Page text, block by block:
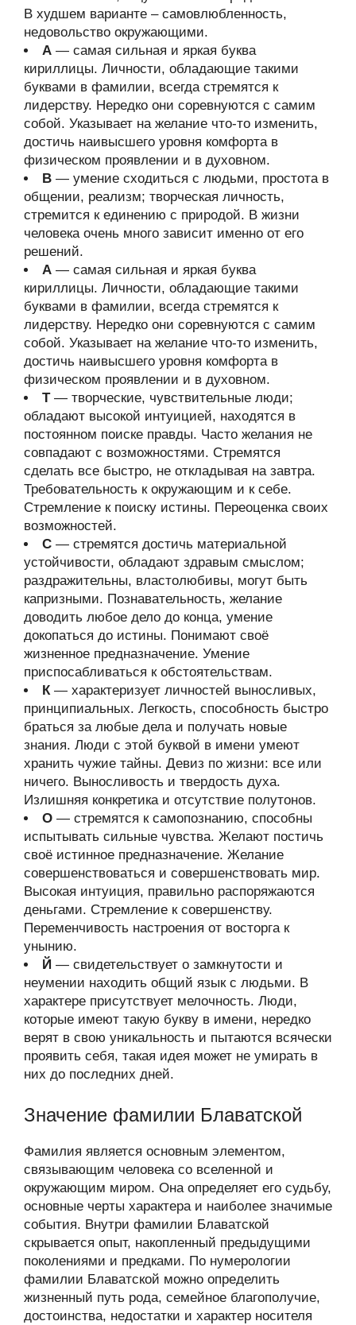
В худшем варианте – самовлюбленность,
недовольство окружающими.
А — самая сильная и яркая буква
кириллицы. Личности, обладающие такими
буквами в фамилии, всегда стремятся к
лидерству. Нередко они соревнуются с самим
собой. Указывает на желание что-то изменить,
достичь наивысшего уровня комфорта в
физическом проявлении и в духовном.
В — умение сходиться с людьми, простота в
общении, реализм; творческая личность,
стремится к единению с природой. В жизни
человека очень много зависит именно от его
решений.
А — самая сильная и яркая буква
кириллицы. Личности, обладающие такими
буквами в фамилии, всегда стремятся к
лидерству. Нередко они соревнуются с самим
собой. Указывает на желание что-то изменить,
достичь наивысшего уровня комфорта в
физическом проявлении и в духовном.
Т— творческие, чувствительные люди;
обладают высокой интуицией, находятся в
постоянном поиске правды. Часто желания не
совпадают с возможностями. Стремятся
сделать все быстро, не откладывая на завтра.
Требовательность к окружающим и к себе.
Стремление к поиску истины. Переоценка своих
возможностей.
С — стремятся достичь материальной
устойчивости, обладают здравым смыслом;
раздражительны, властолюбивы, могут быть
капризными. Познавательность, желание
доводить любое дело до конца, умение
докопаться до истины. Понимают своё
жизненное предназначение. Умение
приспосабливаться к обстоятельствам.
К— характеризует личностей выносливых,
принципиальных. Легкость, способность быстро
браться за любые дела и получать новые
знания. Люди с этой буквой в имени умеют
хранить чужие тайны. Девиз по жизни: все или
ничего. Выносливость и твердость духа.
Излишняя конкретика и отсутствие полутонов.
О — стремятся к самопознанию, способны
испытывать сильные чувства. Желают постичь
своё истинное предназначение. Желание
совершенствоваться и совершенствовать мир.
Высокая интуиция, правильно распоряжаются
деньгами. Стремление к совершенству.
Переменчивость настроения от восторга к
унынию.
Й — свидетельствует о замкнутости и
неумении находить общий язык с людьми. В
характере присутствует мелочность. Люди,
которые имеют такую букву в имени, нередко
верят в свою уникальность и пытаются всячески
проявить себя, такая идея может не умирать в
них до последних дней.
Значение фамилии Блаватской
Фамилия является основным элементом,
связывающим человека со вселенной и
окружающим миром. Она определяет его судьбу,
основные черты характера и наиболее значимые
события. Внутри фамилии Блаватской
скрывается опыт, накопленный предыдущими
поколениями и предками. По нумерологии
фамилии Блаватской можно определить
жизненный путь рода, семейное благополучие,
достоинства, недостатки и характер носителя